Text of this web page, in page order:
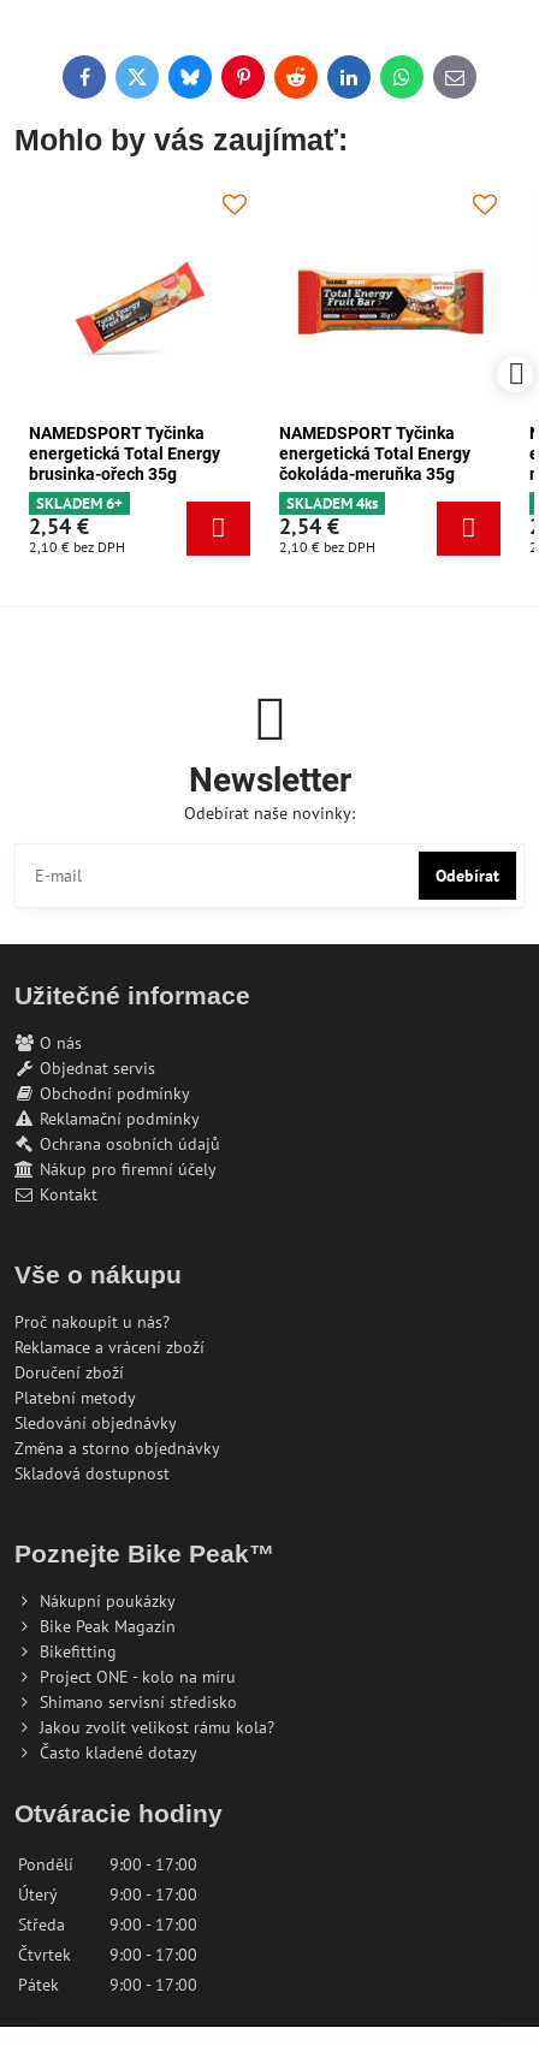
FacebookTwitterBlueskyPinterestReddit LinkedInWhatsApp
E-
mail
Mohlo by vás zaujímať:
NAMEDSPORT Tyčinka
energetická Total Energy
brusinka-ořech 35g
SKLADEM 6+
2,54 €
2,10 € bez DPH
NAMEDSPORT Tyčinka
energetická Total Energy
čokoláda-meruňka 35g
SKLADEM 4ks
2,54 €
2,10 € bez DPH
Newsletter
Odebírat naše novinky:
Odebírat
Užitečné informace
O nás
Objednat servis
Obchodní podmínky
Reklamační podmínky
Ochrana osobních údajů
Nákup pro firemní účely
Kontakt
Vše o nákupu
Proč nakoupit u nás?
Reklamace a vrácení zboží
Doručení zboží
Platební metody
Sledování objednávky
Změna a storno objednávky
Skladová dostupnost
Poznejte Bike Peak™
Nákupní poukázky
Bike Peak Magazin
Bikefitting
Project ONE - kolo na míru
Shimano servisní středisko
Jakou zvolit velikost rámu kola?
Často kladené dotazy
Otváracie hodiny
Pondělí
9:00 - 17:00
Úterý
9:00 - 17:00
Středa
9:00 - 17:00
Čtvrtek
9:00 - 17:00
Pátek
9:00 - 17:00